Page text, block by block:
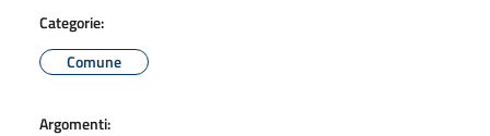
Categorie:
Comune
Argomenti: